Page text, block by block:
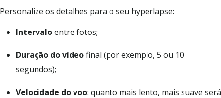
Personalize os detalhes para o seu hyperlapse:
Intervaloentre fotos;
Duração do vídeofinal (por exemplo, 5 ou 10
segundos);
Velocidade do voo: quanto mais lento, mais suave será